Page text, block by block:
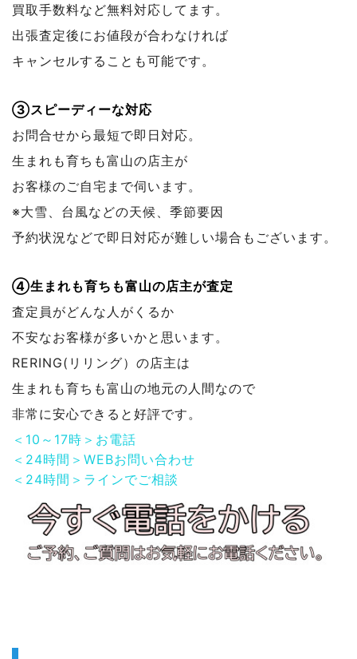
買取手数料など無料対応してます。
出張査定後にお値段が合わなければ
キャンセルすることも可能です。
③スピーディーな対応
お問合せから最短で即日対応。
生まれも育ちも富山の店主が
お客様のご自宅まで伺います。
※大雪、台風などの天候、季節要因
予約状況などで即日対応が難しい場合もございます。
④生まれも育ちも富山の店主が査定
査定員がどんな人がくるか
不安なお客様が多いかと思います。
RERING(リリング）の店主は
生まれも育ちも富山の地元の人間なので
非常に安心できると好評です。
＜10～17時＞お電話
＜24時間＞WEBお問い合わせ
＜24時間＞ラインでご相談